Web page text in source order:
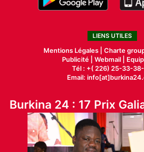
LIENS UTILES
Mentions Légales | Charte
Publicité| Webmail |
Tél : +( 226) 25-33-
Email:
Burkina 24 : 17 Prix